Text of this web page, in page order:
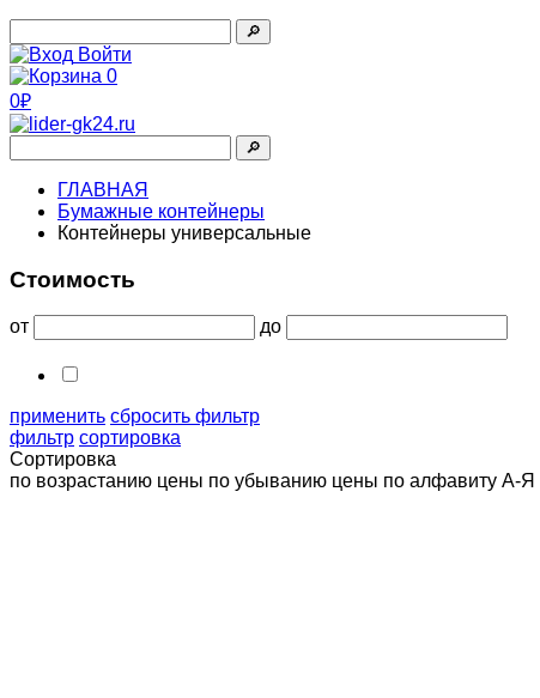
🔎︎
Войти
0
0₽
🔎︎
ГЛАВНАЯ
Бумажные контейнеры
Контейнеры универсальные
Стоимость
от до
применить сбросить фильтр
фильтр сортировка
Сортировка
по возрастанию цены по убыванию цены по алфавиту А-Я